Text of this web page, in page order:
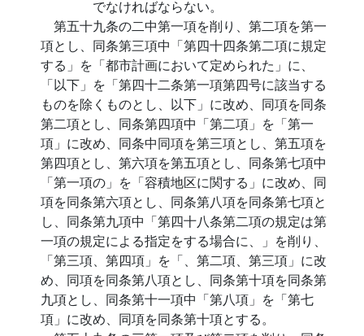
でなければならない。
第五十九条の二中第一項を削り、第二項を第一
項とし、同条第三項中「第四十四条第二項に規定
する」を「都市計画において定められた」に、
「以下」を「第四十二条第一項第四号に該当する
ものを除くものとし、以下」に改め、同項を同条
第二項とし、同条第四項中「第二項」を「第一
項」に改め、同条中同項を第三項とし、第五項を
第四項とし、第六項を第五項とし、同条第七項中
「第一項の」を「容積地区に関する」に改め、同
項を同条第六項とし、同条第八項を同条第七項と
し、同条第九項中「第四十八条第二項の規定は第
一項の規定による指定をする場合に、」を削り、
「第三項、第四項」を「、第二項、第三項」に改
め、同項を同条第八項とし、同条第十項を同条第
九項とし、同条第十一項中「第八項」を「第七
項」に改め、同項を同条第十項とする。